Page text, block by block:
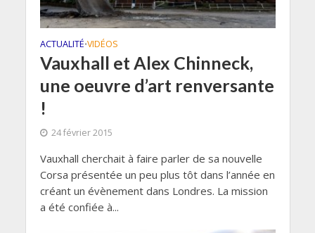
ACTUALITÉ•VIDÉOS
Vauxhall et Alex Chinneck,
une oeuvre d’art renversante
!
24 février 2015
Vauxhall cherchait à faire parler de sa nouvelle
Corsa présentée un peu plus tôt dans l’année en
créant un évènement dans Londres. La mission
a été confiée à...